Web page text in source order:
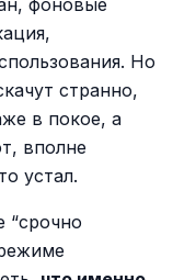
фоновые
Но
странно,
в покое, а
вполне
устал.
“срочно